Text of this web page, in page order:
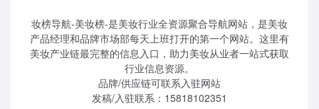
妆榜导航-美妆榜-是美妆行业全资源聚合导航网站，是美妆
产品经理和品牌市场部每天上班打开的第一个网站。这里有
美妆产业链最完整的信息入口，助力美妆从业者一站式获取
行业信息资源。
品牌/供应链可联系入驻网站
发稿/入驻联系：15818102351